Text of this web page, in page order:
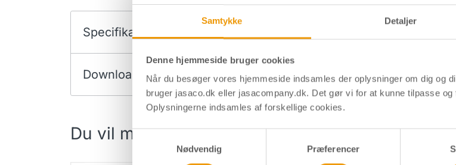
Samtykke Detaljer
Denne hjemmeside bruger cookies
Når du besøger vores hjemmeside indsamles der oplysninger om dig og
bruger jasaco.dk eller jasacompany.dk. Det gør vi for at kunne tilpasse
Oplysningerne indsamles af forskellige cookies.
Nødvendig
Præferencer
Specifikationer
Downloads
Du vil måske også synes om